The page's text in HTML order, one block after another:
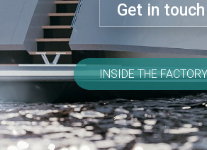
Get in touch
02
INSIDE THE